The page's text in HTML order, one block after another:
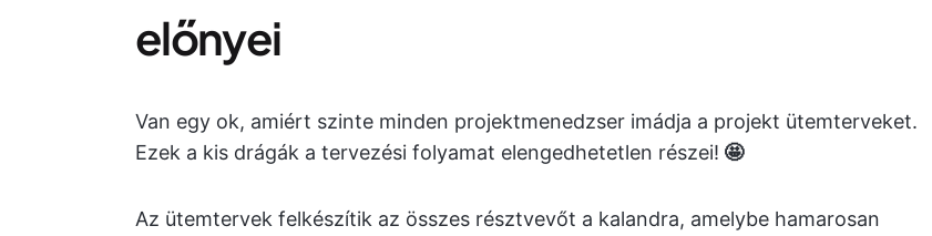
előnyei
Van egy ok, amiért szinte minden projektmenedzser imádja a projekt ütemterveket.
Ezek a kis drágák a tervezési folyamat elengedhetetlen részei! 🤩
Az ütemtervek felkészítik az összes résztvevőt a kalandra, amelybe hamarosan